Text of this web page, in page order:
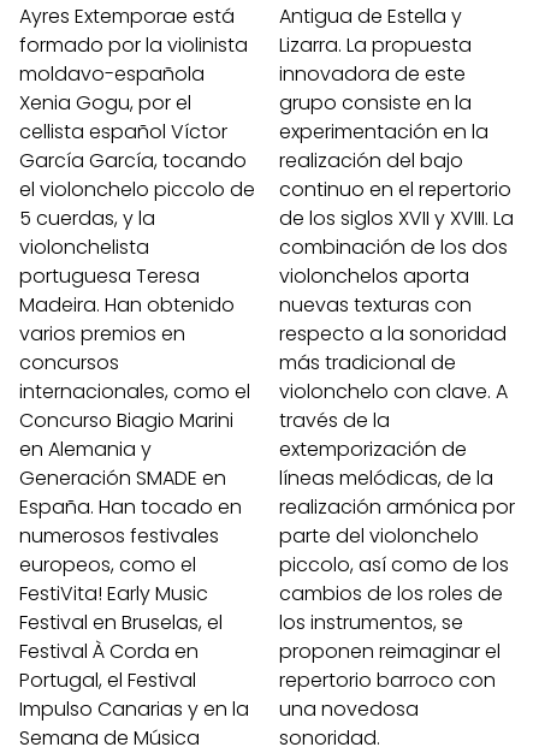
Ayres Extemporae está
formado por la violinista
moldavo-española
Xenia Gogu, por el
cellista español Víctor
García García, tocando
el violonchelo piccolo de
5 cuerdas, y la
violonchelista
portuguesa Teresa
Madeira. Han obtenido
varios premios en
concursos
internacionales, como el
Concurso Biagio Marini
en Alemania y
Generación SMADE en
España. Han tocado en
numerosos festivales
europeos, como el
FestiVita! Early Music
Festival en Bruselas, el
Festival À Corda en
Portugal, el Festival
Impulso Canarias y en la
Semana de Música
Antigua de Estella y
Lizarra. La propuesta
innovadora de este
grupo consiste en la
experimentación en la
realización del bajo
continuo en el repertorio
de los siglos XVII y XVIII. La
combinación de los dos
violonchelos aporta
nuevas texturas con
respecto a la sonoridad
más tradicional de
violonchelo con clave. A
través de la
extemporización de
líneas melódicas, de la
realización armónica por
parte del violonchelo
piccolo, así como de los
cambios de los roles de
los instrumentos, se
proponen reimaginar el
repertorio barroco con
una novedosa
sonoridad.